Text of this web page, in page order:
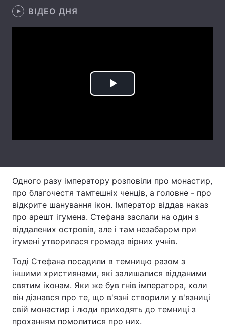
Техно і зв'язок
Архів Вакансії
Контакти
Послуги
ВІДЕО ДНЯ
Play
Одного разу імператору розповіли про монастир,
про благочестя тамтешніх ченців, а головне - про
відкрите шанування ікон. Імператор віддав наказ
про арешт ігумена. Стефана заслали на один з
віддалених островів, але і там незабаром при
ігумені утворилася громада вірних учнів.
Тоді Стефана посадили в темницю разом з
іншими християнами, які залишалися відданими
святим іконам. Яки же був гнів імператора, коли
він дізнався про те, що в'язні створили у в'язниці
свій монастир і люди приходять до темниці з
проханням помолитися про них.